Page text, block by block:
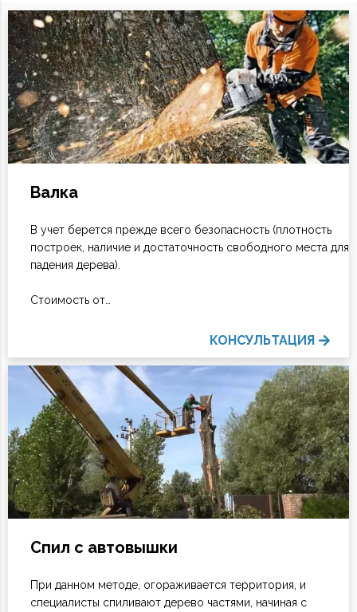
Валка
В учет берется прежде всего безопасность (плотность
построек, наличие и достаточность свободного места для
падения дерева).
Стоимость от…
КОНСУЛЬТАЦИЯ
Спил с автовышки
При данном методе, огораживается территория, и
специалисты спиливают дерево частями, начиная с